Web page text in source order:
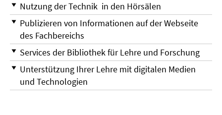
Nutzung der Technik in den Hörsälen
Publizieren von Informationen auf der Webseite
des Fachbereichs
Services der Bibliothek für Lehre und Forschung
Unterstützung Ihrer Lehre mit digitalen Medien
und Technologien